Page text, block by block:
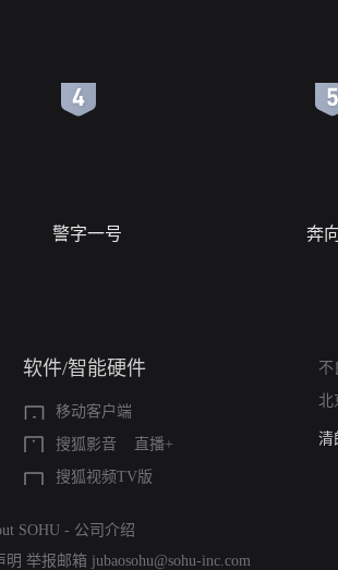
警字一号 奔
软件/智能硬件
移动客户端
搜狐影音
直播+
搜狐视频TV版
不
北
涉
清
SOHU - 公司介绍
明 举报邮箱 jubaosohu@sohu-inc.com